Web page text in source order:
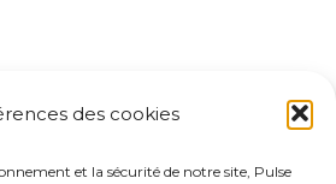
des cookies
et la sécurité de notre site, Pulse